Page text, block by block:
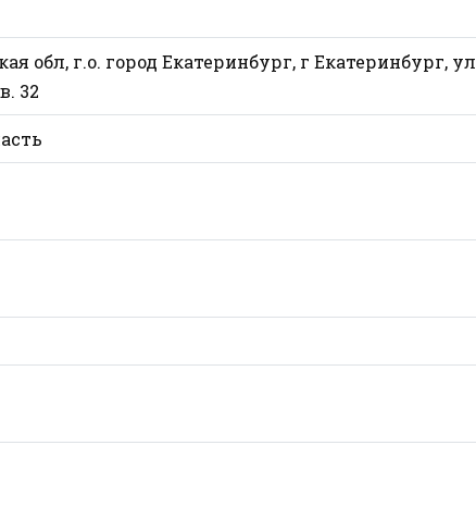
обл, г.о. город Екатеринбург, г Екатеринбург, ул
32